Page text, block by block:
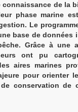
de la
phase marine
Le
base de données
Grâce à une
ont pu
aires marines
pour orienter
conservation de